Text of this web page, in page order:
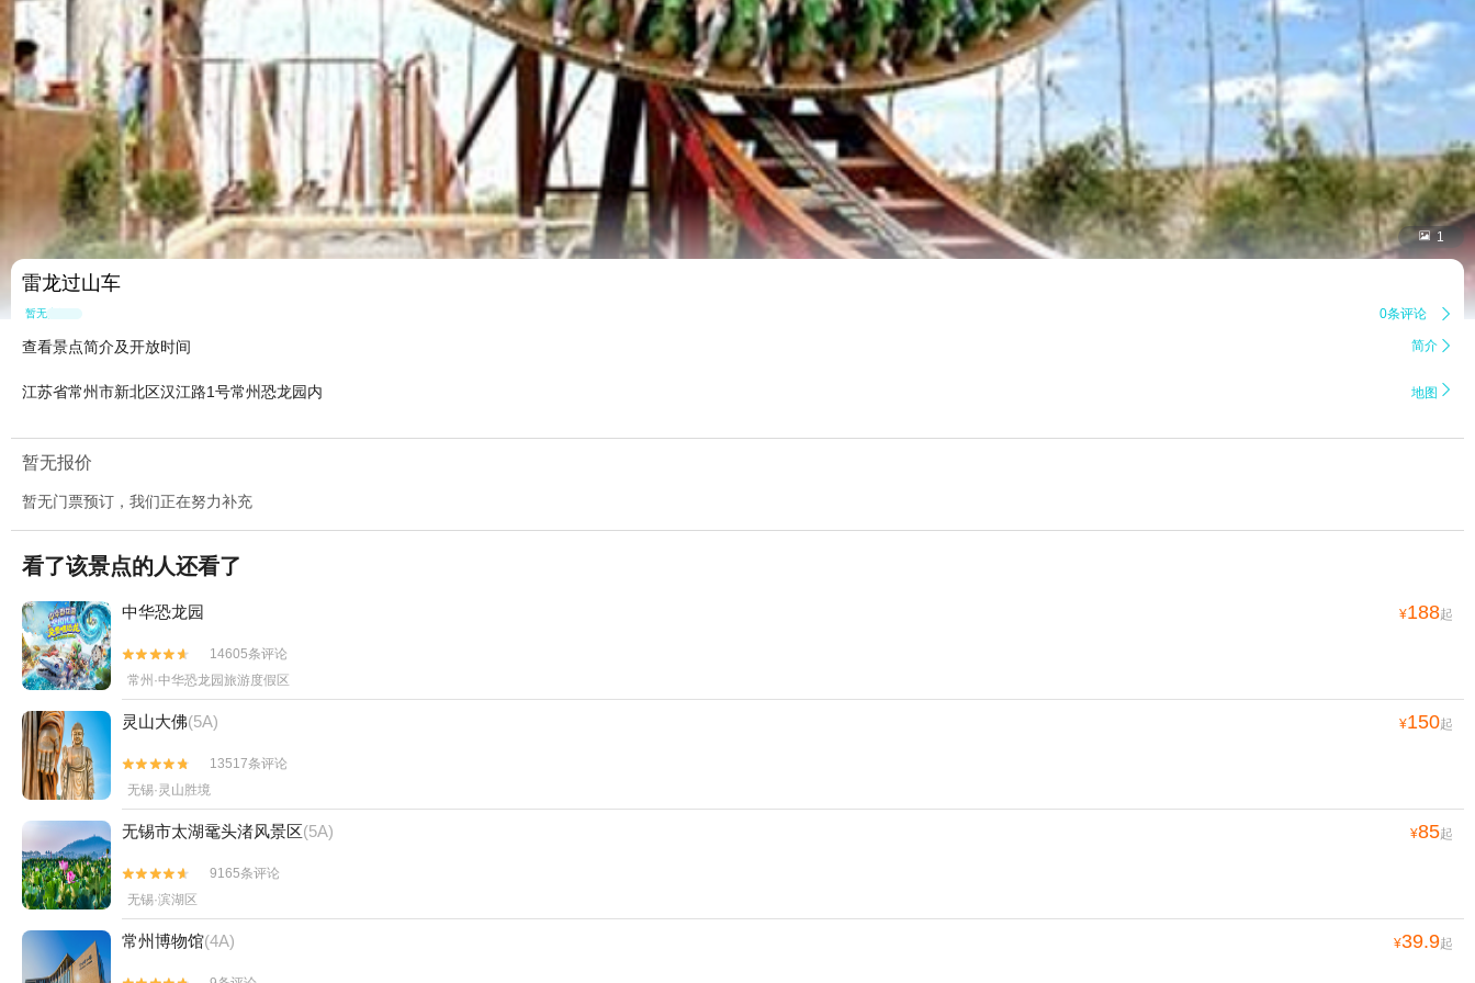
 1
雷龙过山车
暂无点评 0条评论 
查看景点简介及开放时间 简介 
江苏省常州市新北区汉江路1号常州恐龙园内 地图 
暂无报价
暂无门票预订，我们正在努力补充
看了该景点的人还看了
中华恐龙园 ¥188起


14605条评论
常州·中华恐龙园旅游度假区
灵山大佛(5A) ¥150起


13517条评论
无锡·灵山胜境
无锡市太湖鼋头渚风景区(5A) ¥85起


9165条评论
无锡·滨湖区
常州博物馆(4A) ¥39.9起